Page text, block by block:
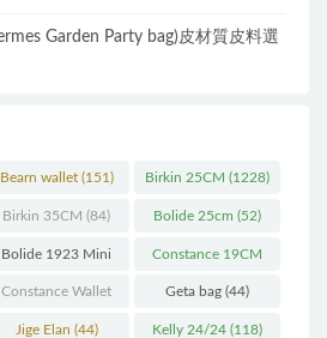
Garden Party bag)皮材質皮料選
Bearn wallet(151) Birkin 25CM (1228)
Birkin 35CM (84) Bolide 25cm (52)
Bolide 1923 Mini
(93)
Constance 19CM
(571)
Constance Wallet
(60)
Geta bag (44)
Jige Elan (44) Kelly 24/24 (118)